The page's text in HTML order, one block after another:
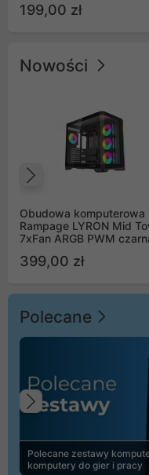
199,00 zł
Nowości
Obudowa komputerowa
Rampage LYRON Mid
7xFan ARGB PWM
399,00 zł
Polecane
Polecane zestawy
komputery do gier i pracy
Poprzedni